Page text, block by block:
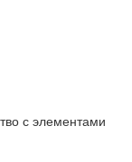
с элементами